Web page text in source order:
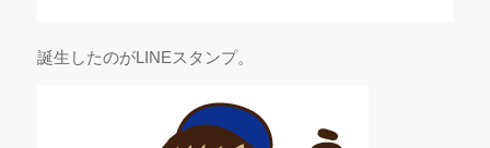
誕生したのがLINEスタンプ。